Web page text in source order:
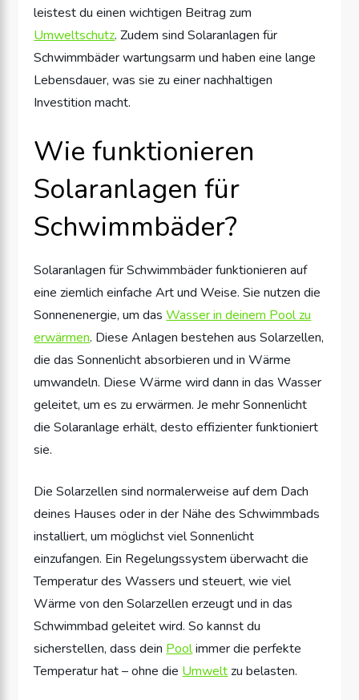
leistest du einen wichtigen Beitrag zum
Umweltschutz. Zudem sind Solaranlagen für
Schwimmbäder wartungsarm und haben eine lange
Lebensdauer, was sie zu einer nachhaltigen
Investition macht.
Wie funktionieren
Solaranlagen für
Schwimmbäder?
Solaranlagen für Schwimmbäder funktionieren auf
eine ziemlich einfache Art und Weise. Sie nutzen die
Sonnenenergie, um dasWasser in deinem Pool zu
erwärmen. Diese Anlagen bestehen aus Solarzellen,
die das Sonnenlicht absorbieren und in Wärme
umwandeln. Diese Wärme wird dann in das Wasser
geleitet, um es zu erwärmen. Je mehr Sonnenlicht
die Solaranlage erhält, desto effizienter funktioniert
sie.
Die Solarzellen sind normalerweise auf dem Dach
deines Hauses oder in der Nähe des Schwimmbads
installiert, um möglichst viel Sonnenlicht
einzufangen. Ein Regelungssystem überwacht die
Temperatur des Wassers und steuert, wie viel
Wärme von den Solarzellen erzeugt und in das
Schwimmbad geleitet wird. So kannst du
sicherstellen, dass dein Poolimmer die perfekte
Temperatur hat – ohne die Umweltzu belasten.